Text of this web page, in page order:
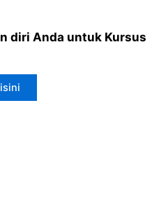
diri Anda untuk Kursus